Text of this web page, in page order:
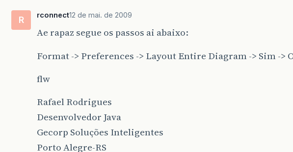
R rconnect12 de mai. de 2009
Ae rapaz segue os passos ai abaixo:
Format -> Preferences -> Layout Entire Diagram -> Sim ->
flw
Rafael Rodrigues
Desenvolvedor Java
Gecorp Soluções Inteligentes
Porto Alegre-RS